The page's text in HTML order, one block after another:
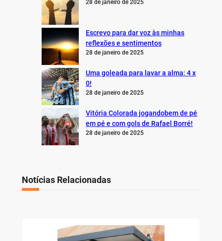
28 de janeiro de 2025
Escrevo para dar voz às minhas
reflexões e sentimentos
28 de janeiro de 2025
Uma goleada para lavar a alma: 4 x
0!
28 de janeiro de 2025
Vitória Colorada jogandobem de pé
em pé e com gols de Rafael Borré!
28 de janeiro de 2025
Notícias Relacionadas